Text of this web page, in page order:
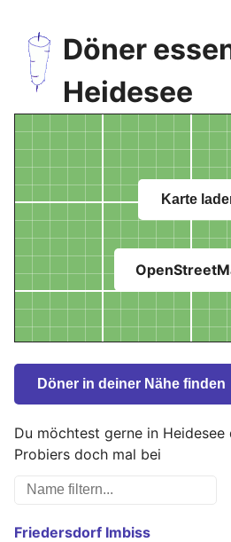
Döner
Heidesee
Karte
Döner in deiner Nähe finden
Du möchtest gerne in Heidesee
Probiers doch mal bei
Friedersdorf Imbiss